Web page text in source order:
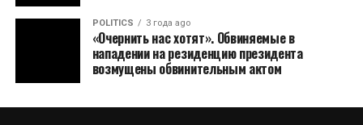
POLITICS 3 года ago
«Очернить нас хотят». Обвиняемые в
нападении на резиденцию президента
возмущены обвинительным актом